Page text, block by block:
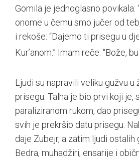
Gomila je jednoglasno povikala:
onome u čemu smo jučer od
i rekoše: “Dajemo ti prisegu u
Kur’anom.” Imam reče: “Bože,
Ljudi su napravili veliku gužvu u
prisegu. Talha je bio prvi koji je,
paraliziranom rukom, dao
svih je prekršio datu prisegu.
daje Zubejr, a zatim ljudi ostalih
Bedra, muhadžiri, ensarije i